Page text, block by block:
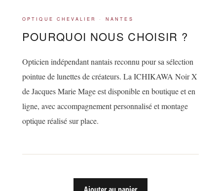
OPTIQUE CHEVALIER · NANTES
POURQUOI NOUS CHOISIR ?
Opticien indépendant nantais reconnu pour sa sélection
pointue de lunettes de créateurs. La ICHIKAWA Noir X
de Jacques Marie Mage est disponible en boutique et en
ligne, avec accompagnement personnalisé et montage
optique réalisé sur place.